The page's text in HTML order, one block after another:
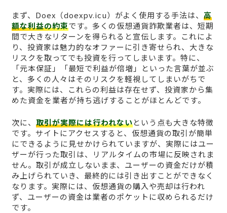
まず、Doex（doexpv.icu）がよく使用する手法は、 高
額な利益の約束です。多くの仮想通貨詐欺業者は、短期
間で大きなリターンを得られると宣伝します。これによ
り、投資家は魅力的なオファーに引き寄せられ、大きな
リスクを取ってでも投資を行ってしまいます。特に、
「元本保証」「最短で利益が倍増」といった言葉が並ぶ
と、多くの人々はそのリスクを軽視してしまいがちで
す。実際には、これらの利益は存在せず、投資家から集
めた資金を業者が持ち逃げすることがほとんどです。
次に、 取引が実際には行われないという点も大きな特徴
です。サイトにアクセスすると、仮想通貨の取引が簡単
にできるように見せかけられていますが、実際にはユー
ザーが行った取引は、リアルタイムの市場に反映されま
せん。取引が成立しないまま、ユーザーの資金だけが積
み上げられていき、最終的には引き出すことができなく
なります。実際には、仮想通貨の購入や売却は行われ
ず、ユーザーの資金は業者のポケットに収められるだけ
です。